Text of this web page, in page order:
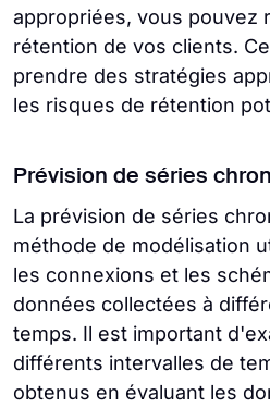
appropriées, vous pouvez
rétention de vos clients.
prendre des stratégies
les risques de rétention
Prévision de séries
La prévision de séries
méthode de modélisation
les connexions et les
données collectées à
temps. Il est important
différents intervalles de
obtenus en évaluant les